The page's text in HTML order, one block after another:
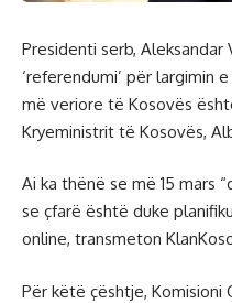
Presidenti serb, Aleksandar
‘referendumi’ për largimin
më veriore të Kosovës
Kryeministrit të Kosovës,
Ai ka thënë se më 15 mars
se çfarë është duke
online, transmeton
Për këtë çështje, Komisioni